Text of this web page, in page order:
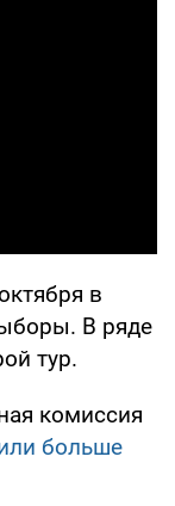
в
В ряде
тур.
комиссия
больше